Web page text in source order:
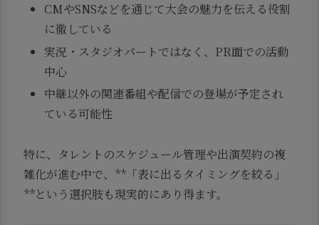
CMやSNSなどを通じて大会の魅力を伝える役割
に徹している
実況・スタジオパートではなく、PR面での活動
中心
中継以外の関連番組や配信での登場が予定され
ている可能性
特に、タレントのスケジュール管理や出演契約の複
雑化が進む中で、**「表に出るタイミングを絞る」
**という選択肢も現実的にあり得ます。